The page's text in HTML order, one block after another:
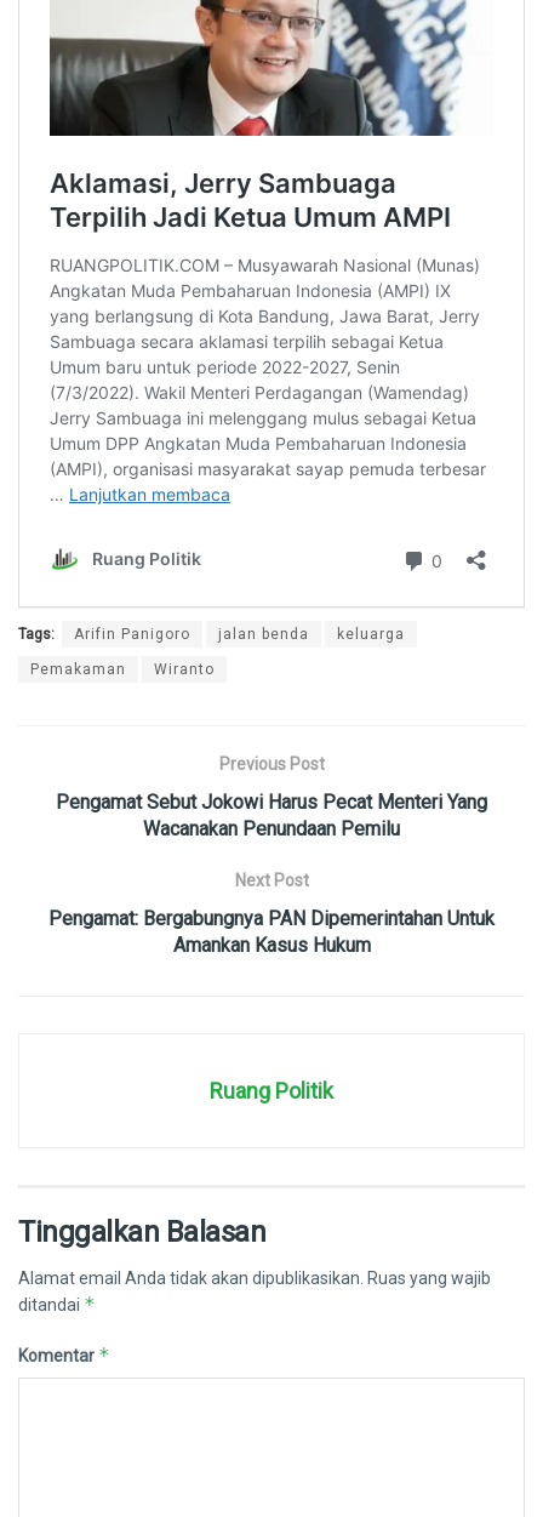
Tags: Arifin Panigoro jalan benda keluarga
Pemakaman Wiranto
Previous Post
Pengamat Sebut Jokowi Harus Pecat Menteri Yang
Wacanakan Penundaan Pemilu
Next Post
Pengamat: Bergabungnya PAN Dipemerintahan Untuk
Amankan Kasus Hukum
Ruang Politik
Tinggalkan Balasan
Alamat email Anda tidak akan dipublikasikan. Ruas yang wajib
ditandai *
Komentar *